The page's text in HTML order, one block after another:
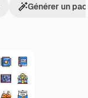
Générer un